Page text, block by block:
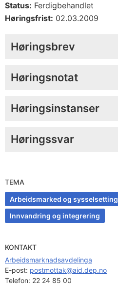
Status: Ferdigbehandlet
Høringsfrist: 02.03.2009
Høringsbrev
Høringsnotat
Høringsinstanser
Høringssvar
TEMA
Arbeidsmarked og sysselsetting
Innvandring og integrering
KONTAKT
Arbeidsmarknadsavdelinga
E-post: postmottak@aid.dep.no
Telefon: 22 24 85 00